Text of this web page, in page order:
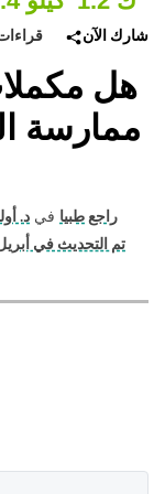
شارك الآن
هل
ممارسة
راجع طبيا في د.
تم التحديث في أبريل 11,